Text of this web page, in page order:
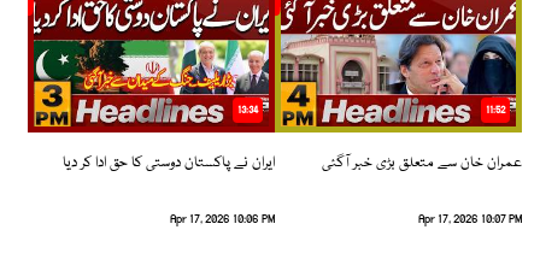
11:52
عمران خان سے متعلق بڑی خبر آگئی
Apr 17, 2026 10:07 PM
13:34
ایران نے پاکستان دوستی کا حق ادا کر دیا
Apr 17, 2026 10:06 PM